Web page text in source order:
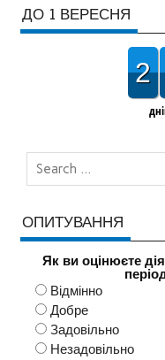
ДО 1 ВЕРЕСНЯ
2
ОПИТУВАННЯ
Як ви оцінюєте
Відмінно
Добре
Задовільно
Незадовільно